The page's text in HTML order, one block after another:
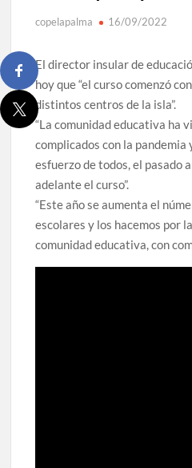
copelapalma 16/09/2022
El director insular de
hoy que “el curso comenzó
distintos centros de la isla”.
“La comunidad educativa ha
complicados con la pandemia
esfuerzo de todos, el pasado
adelante el curso”.
“Este año se aumenta el
escolares y los hacemos por
comunidad educativa, con